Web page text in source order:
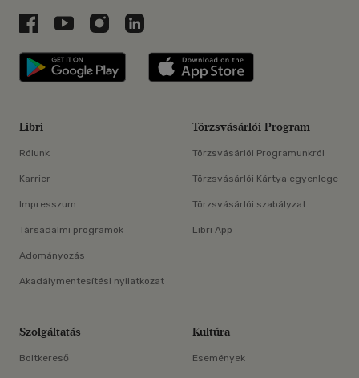
Libri a Facebookon
Libri a Youtube-on
Libri az Instagramon
Libri a LinkedInen
Libri applikáció Szerezd meg: Google
Libri
Rólunk
Karrier
Impresszum
Társadalmi programok
Adományozás
Akadálymentesítési nyilatkozat
Törzsvásárlói Program
Törzsvásárlói Programunkról
Törzsvásárlói Kártya egyenlege
Törzsvásárlói szabályzat
Libri App
Szolgáltatás
Boltkereső
Kultúra
Események